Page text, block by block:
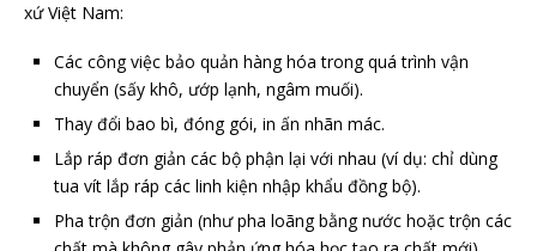
xứ Việt Nam:
Các công việc bảo quản hàng hóa trong quá trình vận
chuyển (sấy khô, ướp lạnh, ngâm muối).
Thay đổi bao bì, đóng gói, in ấn nhãn mác.
Lắp ráp đơn giản các bộ phận lại với nhau (ví dụ: chỉ dùng
tua vít lắp ráp các linh kiện nhập khẩu đồng bộ).
Pha trộn đơn giản (như pha loãng bằng nước hoặc trộn các